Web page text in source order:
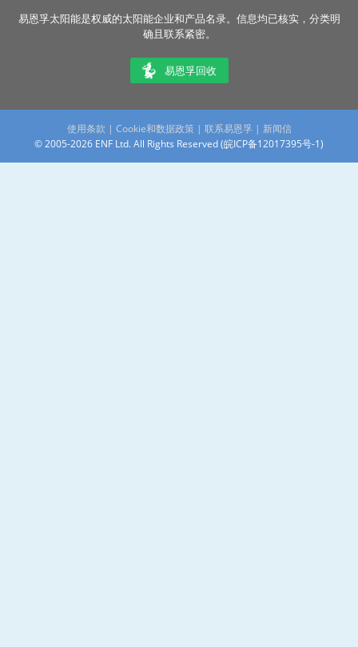
易恩孚太阳能是权威的太阳能企业和产品名录。信息均已核实，分类明
确且联系紧密。
易恩孚回收
使用条款 | Cookie和数据政策| 联系易恩孚 | 新闻信
© 2005-2026 ENF Ltd. All Rights Reserved (皖ICP备12017395号-1)